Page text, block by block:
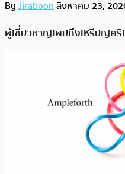
ByJiraboonสิงหาคม 23,
ผู้เชี่ยวชาญเผยถึงเหรียญคริ